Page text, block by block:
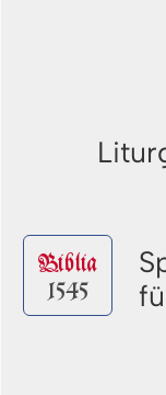
Biblia
1545